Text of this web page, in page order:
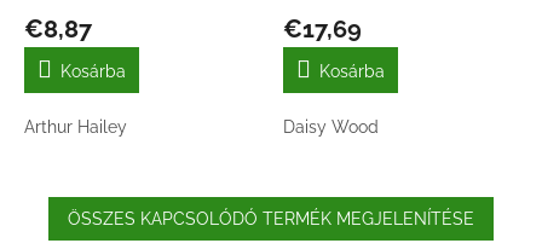
€8,87
Kosárba
Arthur Hailey
€17,69
Kosárba
Daisy Wood
ÖSSZES KAPCSOLÓDÓ TERMÉK MEGJELENÍTÉSE